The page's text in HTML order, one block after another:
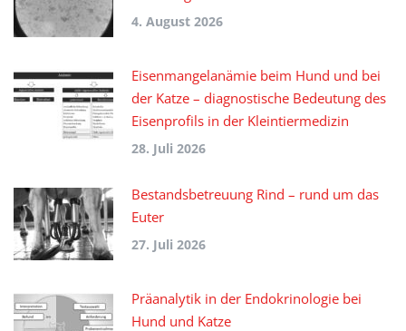
4. August 2026
Eisenmangelanämie beim Hund und bei
der Katze – diagnostische Bedeutung des
Eisenprofils in der Kleintiermedizin
28. Juli 2026
Bestandsbetreuung Rind – rund um das
Euter
27. Juli 2026
Präanalytik in der Endokrinologie bei
Hund und Katze